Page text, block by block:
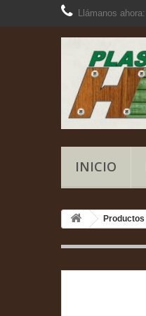
Llámanos ahora:
INICIO
Productos